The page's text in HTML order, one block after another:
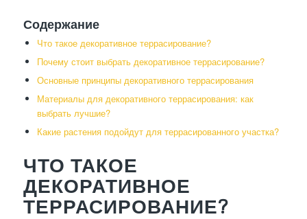
Содержание
Что такое декоративное террасирование?
Почему стоит выбрать декоративное террасирование?
Основные принципы декоративного террасирования
Материалы для декоративного террасирования: как
выбрать лучшие?
Какие растения подойдут для террасированного участка?
ЧТО ТАКОЕ
ДЕКОРАТИВНОЕ
ТЕРРАСИРОВАНИЕ?